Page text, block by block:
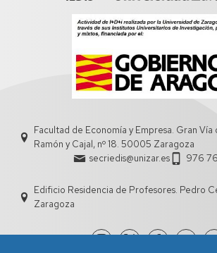
Facultad de Economía y Empresa. Gran
Ramón y Cajal, nº 18. 50005 Zaragoza
secriedis@unizar.es
976
Edificio Residencia de Profesores. Pedro
Zaragoza